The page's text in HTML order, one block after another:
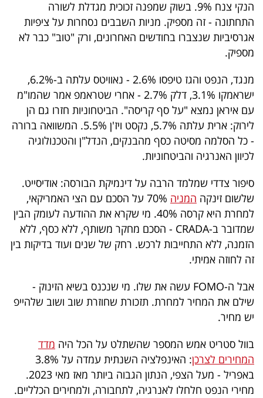
UNDER
40
שיתופי
פעולה
דרושים
ניוזלטרים
מייל
אדום
פרסמו
באייס
עקבו
אחרינו:
הנקי צנח 9%. בשוק שמפנה זכוכית מגדלת לשורה
התחתונה - זה מספיק. מניות השבבים נסחרות על ציפיות
אגרסיביות שנצברו בחודשים האחרונים, ורק "טוב" כבר לא
מספיק.
מנגד, הנפט והגז טיפסו 2.6% - נאוויטס עלתה ב-6.2%,
ישראמקו 3.1%, דלק 2.7% - אחרי שטראמפ אמר שהמו"מ
עם איראן נמצא "על סף קריסה". הביטחוניות חזרו גם הן
לירוק: ארית עלתה 5.7%, נקסט ויז'ן 5.5%. המשוואה ברורה
- כל הסלמה מסיטה כסף מהבנקים, הנדל"ן והטכנולוגיה
לכיוון האנרגיה והביטחוניות.
סיפור צדדי שמלמד הרבה על דינמיקת הבורסה: אודיסייט.
שלשום זינקה המניה
70% על הסכם עם הצי האמריקאי,
למחרת היא קרסה 40%. מי שקרא את ההודעה לעומק הבין
שמדובר ב-CRADA - הסכם מחקר משותף, ללא כסף, ללא
הזמנה, ללא התחייבות לרכש. רחק של שנים ועוד בדיקות בין
זה לחוזה אמיתי.
אבל ה-FOMO עשה את שלו. מי שנכנס בשיא הזינוק -
שילם את המחיר למחרת. תזכורת שחוזרת שוב ושוב שלהייפ
יש מחיר.
בוול סטריט אמש המספר שהשתלט על הכל היה מדד
המחירים לצרכן
: האינפלציה השנתית עמדה על 3.8%
באפריל - מעל הצפי, הנתון הגבוה ביותר מאז מאי 2023.
מחירי הנפט חלחלו לאנרגיה, לתחבורה, ולמחירים הכלליים.